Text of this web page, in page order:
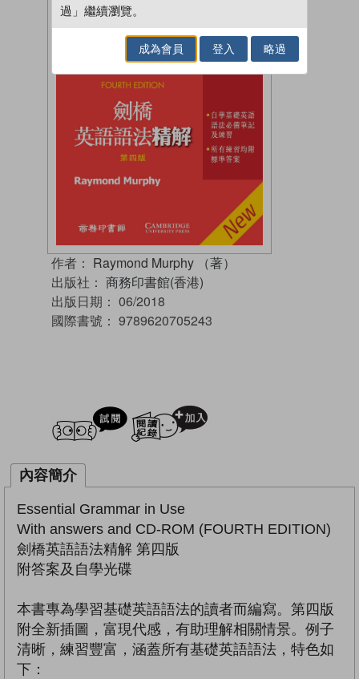
作者： Raymond Murphy （著）
出版社： 商務印書館(香港)
出版日期： 06/2018
國際書號： 9789620705243
試閲
內容簡介
Essential Grammar in Use
With answers and CD-ROM (FOURTH EDITION)
劍橋英語語法精解 第四版
附答案及自學光碟
本書專為學習基礎英語語法的讀者而編寫。第四版
附全新插圖，富現代感，有助理解相關情景。例子
清晰，練習豐富，涵蓋所有基礎英語語法，特色如
下：
過」繼續瀏覽。
成為會員 登入 略過